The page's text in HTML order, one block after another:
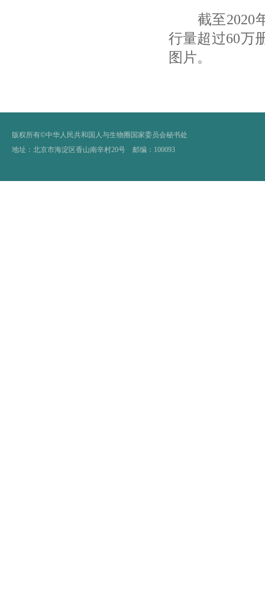
截至2020年
行量超过60万
图片。
版权所有©中华人民共和国人与生物圈国家委员会秘书处
地址：北京市海淀区香山南辛村20号 邮编：100093